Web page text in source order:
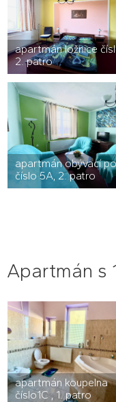
apartmán ložnice
2. patro
apartmán obývací
číslo 5A, 2. patro
Apartmán s
apartmán koupelna
číslo1C , 1. patro